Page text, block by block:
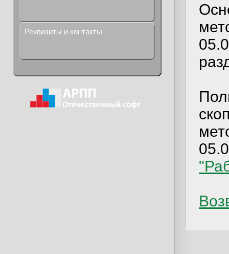
Реквизиты и контакты